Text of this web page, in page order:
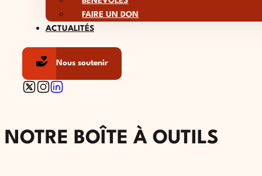
FAIRE UN DON
ACTUALITÉS
Nous soutenir
Follow us on X
Follow us on Instagram
Follow us on Linkedin
NOTRE BOÎTE À OUTILS